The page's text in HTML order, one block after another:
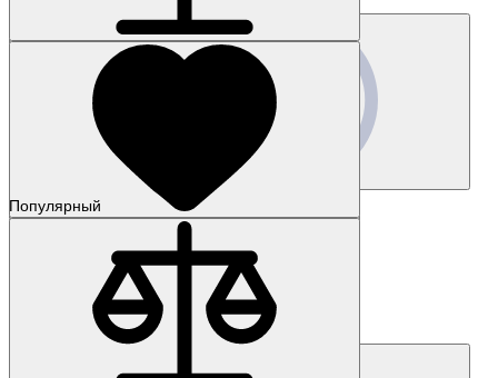
Наличие: уточняйте
Код товара: 57110-01
3SB3501-0AA61-0PA0
Цена по запросу
Популярный